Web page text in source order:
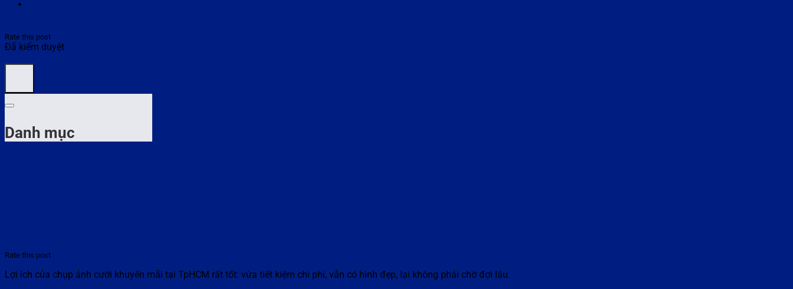
Rate this post
Đã kiểm duyệt
Danh mục
Rate this post
Lợi ích của chụp ảnh cưới khuyến mãi tại TpHCM rất tốt: vừa tiết kiệm chi phí, vẫn có hình đẹp, lại không phải chờ đợi lâu.